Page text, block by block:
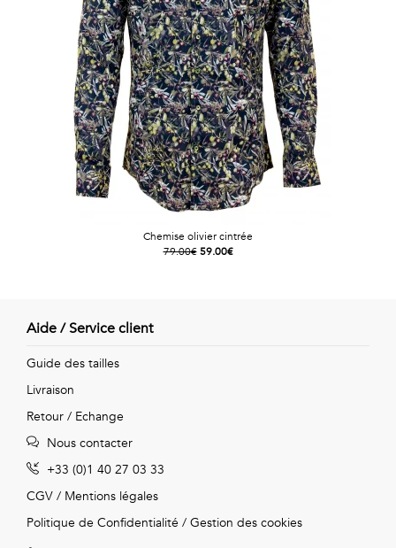
Chemise olivier cintrée
79.00€ 59.00€
Aide / Service client
Guide des tailles
Livraison
Retour / Echange
Nous contacter
+33 (0)1 40 27 03 33
CGV / Mentions légales
Politique de Confidentialité / Gestion des cookies